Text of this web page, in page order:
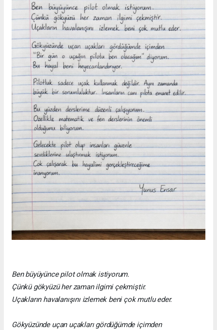
Ben büyüyünce pilot olmak istiyorum.
Çünkü gökyüzü her zaman ilgimi çekmiştir.
Uçakların havalanışını izlemek beni çok mutlu eder.
Gökyüzünde uçan uçakları gördüğümde içimden